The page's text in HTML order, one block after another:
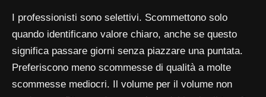
I professionisti sono selettivi. Scommettono solo
quando identificano valore chiaro, anche se questo
significa passare giorni senza piazzare una puntata.
Preferiscono meno scommesse di qualità a molte
scommesse mediocri. Il volume per il volume non